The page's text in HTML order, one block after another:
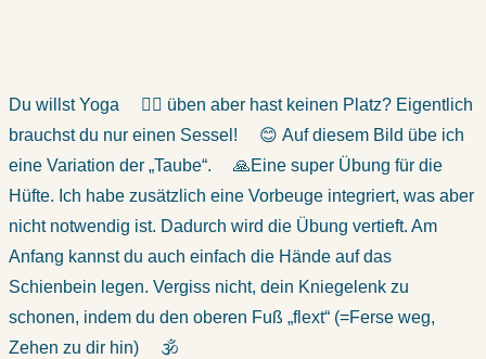
Du willst Yoga 🧘‍♂️ üben aber hast keinen Platz? Eigentlich
brauchst du nur einen Sessel!
😊 Auf diesem Bild übe ich
eine Variation der „Taube“.
🙏Eine super Übung für die
Hüfte. Ich habe zusätzlich eine Vorbeuge integriert, was aber
nicht notwendig ist. Dadurch wird die Übung vertieft. Am
Anfang kannst du auch einfach die Hände auf das
Schienbein legen. Vergiss nicht, dein Kniegelenk zu
schonen, indem du den oberen Fuß „flext“ (=Ferse weg,
Zehen zu dir hin)
🕉